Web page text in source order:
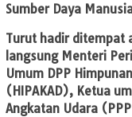
Sumber Daya
Turut hadir ditempat
langsung Menteri
Umum DPP
(HIPAKAD), Ketua
Angkatan Udara